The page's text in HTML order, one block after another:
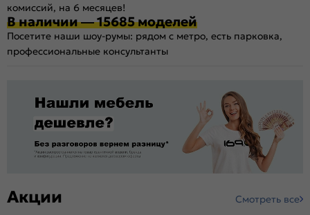
комиссий, на 6 месяцев!
В наличии — 15685 моделей
Посетите наши шоу-румы: рядом с метро, есть парковка,
профессиональные консультанты
Акции Смотреть все